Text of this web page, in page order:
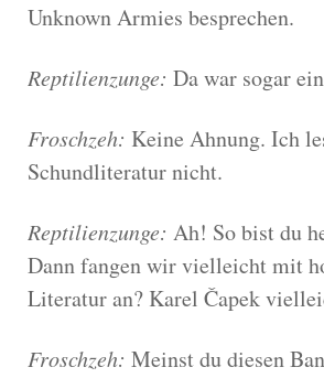
Unknown Armies besprechen.
Reptilienzunge: Da war sogar
Froschzeh: Keine Ahnung. Ich
Schundliteratur nicht.
Reptilienzunge: Ah! So bist du
Dann fangen wir vielleicht mit
Literatur an? Karel Čapek
Froschzeh: Meinst du diesen